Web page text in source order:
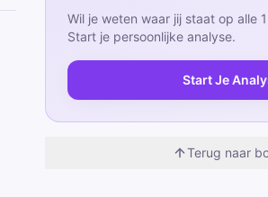
Wil je weten waar jij staat op alle
Start je persoonlijke analyse.
Start Je
Terug naar